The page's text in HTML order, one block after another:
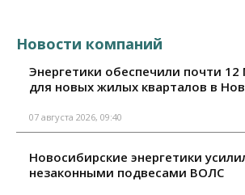
Новости компаний
Энергетики обеспечили почти
для новых жилых кварталов в
07 августа 2026, 09:40
Новосибирские энергетики
незаконными подвесами ВОЛС